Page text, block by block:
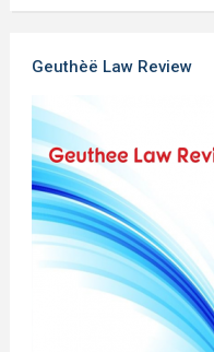
Geuthèë Law Review